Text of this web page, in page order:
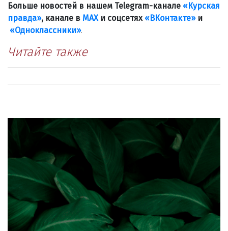
Больше новостей в нашем Telegram-канале «Курская
правда», канале в МАХи соцсетях «ВКонтакте»и
«Одноклассники».
Читайте также